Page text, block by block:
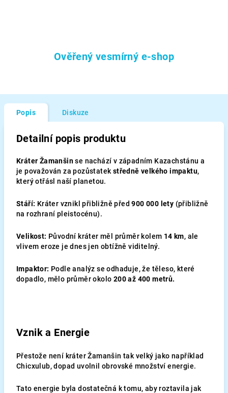
Ověřený vesmírný e-shop
Popis Diskuze
Detailní popis produktu
Kráter Žamanšinse nachází v západním Kazachstánu a
je považován za pozůstatek středně velkého impaktu,
který otřásl naší planetou.
Stáří: Kráter vznikl přibližně před900 000 lety (přibližně
na rozhraní pleistocénu).
Velikost: Původní kráter měl průměr kolem 14 km, ale
vlivem eroze je dnes jen obtížně viditelný.
Impaktor: Podle analýz se odhaduje, že těleso, které
dopadlo, mělo průměr okolo 200 až 400 metrů.
Vznik a Energie
Přestože není kráter Žamanšin tak velký jako například
Chicxulub, dopad uvolnil obrovské množství energie.
Tato energie byla dostatečná k tomu, aby roztavila jak